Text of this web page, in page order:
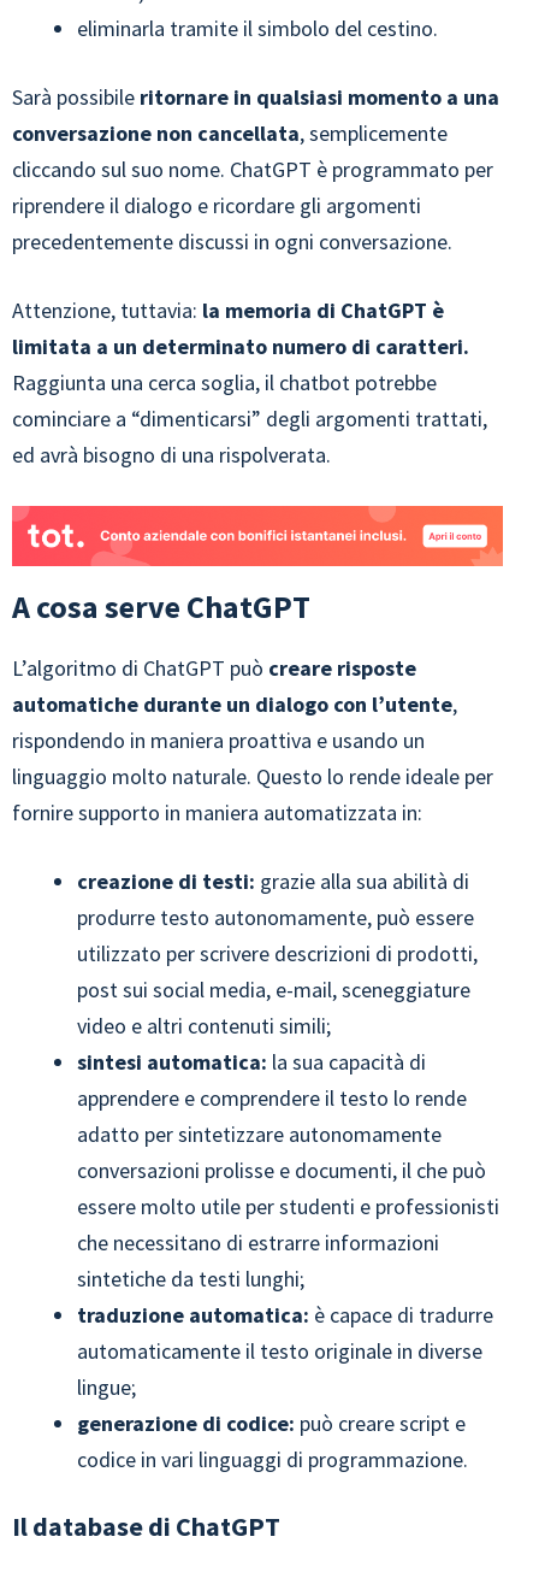
eliminarla tramite il simbolo del cestino.
Sarà possibile ritornare in qualsiasi momento a una
conversazione non cancellata, semplicemente
cliccando sul suo nome. ChatGPT è programmato per
riprendere il dialogo e ricordare gli argomenti
precedentemente discussi in ogni conversazione.
Attenzione, tuttavia: la memoria di ChatGPT è
limitata a un determinato numero di caratteri.
Raggiunta una cerca soglia, il chatbot potrebbe
cominciare a “dimenticarsi” degli argomenti trattati,
ed avrà bisogno di una rispolverata.
A cosa serve ChatGPT
L’algoritmo di ChatGPT può creare risposte
automatiche durante un dialogo con l’utente,
rispondendo in maniera proattiva e usando un
linguaggio molto naturale. Questo lo rende ideale per
fornire supporto in maniera automatizzata in:
creazione di testi: grazie alla sua abilità di
produrre testo autonomamente, può essere
utilizzato per scrivere descrizioni di prodotti,
post sui social media, e-mail, sceneggiature
video e altri contenuti simili;
sintesi automatica: la sua capacità di
apprendere e comprendere il testo lo rende
adatto per sintetizzare autonomamente
conversazioni prolisse e documenti, il che può
essere molto utile per studenti e professionisti
che necessitano di estrarre informazioni
sintetiche da testi lunghi;
traduzione automatica: è capace di tradurre
automaticamente il testo originale in diverse
lingue;
generazione di codice: può creare script e
codice in vari linguaggi di programmazione.
Il database di ChatGPT